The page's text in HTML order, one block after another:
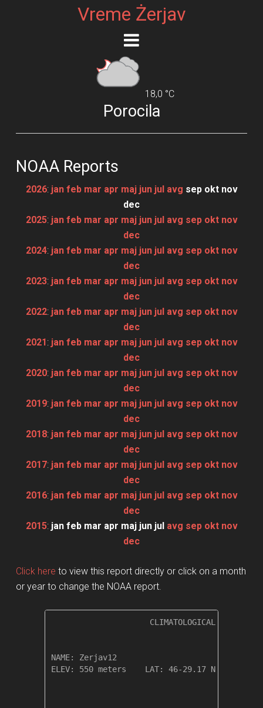
Vreme Żerjav
18,0 °C
Porocila
NOAA Reports
2026: jan feb mar apr maj jun jul avg sep okt nov
dec
2025: jan feb mar apr maj jun jul avg sep okt nov
dec
2024: jan feb mar apr maj jun jul avg sep okt nov
dec
2023: jan feb mar apr maj jun jul avg sep okt nov
dec
2022: jan feb mar apr maj jun jul avg sep okt nov
dec
2021: jan feb mar apr maj jun jul avg sep okt nov
dec
2020: jan feb mar apr maj jun jul avg sep okt nov
dec
2019: jan feb mar apr maj jun jul avg sep okt nov
dec
2018: jan feb mar apr maj jun jul avg sep okt nov
dec
2017: jan feb mar apr maj jun jul avg sep okt nov
dec
2016: jan feb mar apr maj jun jul avg sep okt nov
dec
2015: jan feb mar apr maj jun jul avg sep okt nov
dec
Click here to view this report directly or click on a month
or year to change the NOAA report.
CLIMATOLOGICAL SUMMARY
NAME: Zerjav12
ELEV: 550 meters    LAT: 46-29.17 N    LONG: